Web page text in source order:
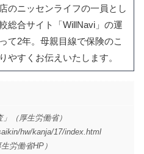
のニッセンライフの一員とし
総合サイト「WillNavi」の運
て2年。母親目線で保険のこ
やすくお伝えいたします。
（厚生労働省）
hw/kanja/17/index.html
労働省HP）